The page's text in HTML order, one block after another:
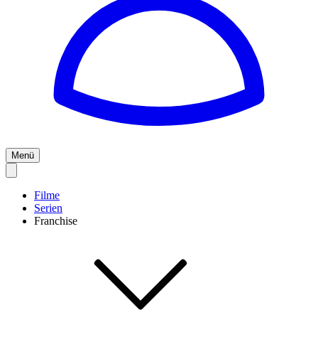
Menü
Filme
Serien
Franchise